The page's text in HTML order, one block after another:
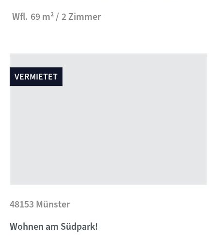
Wfl. 69 m² 2 Zimmer
VERMIETET
48153 Münster
Wohnen am Südpark!